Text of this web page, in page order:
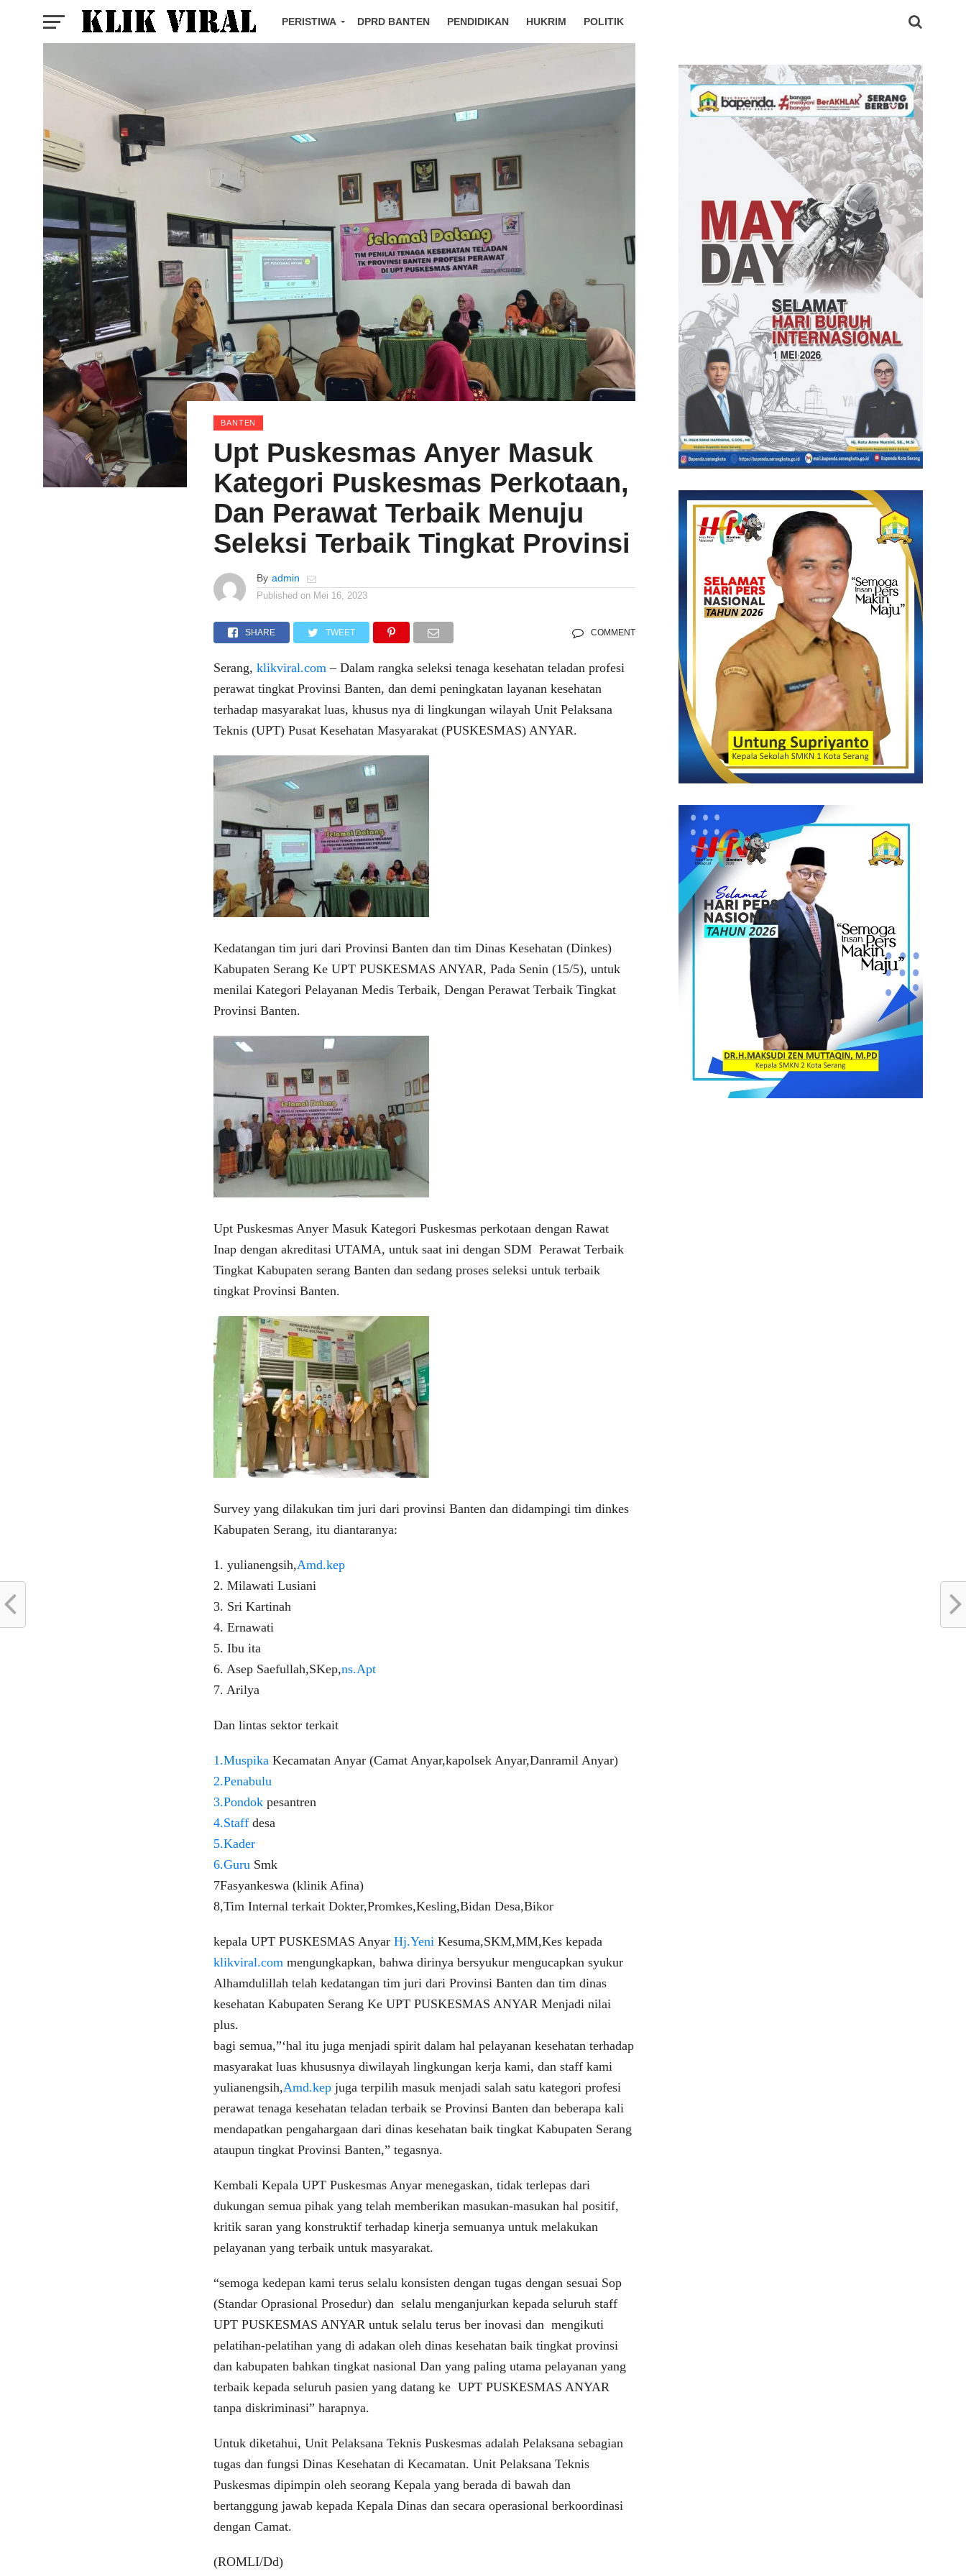
PERISTIWA DPRD BANTEN PENDIDIKAN HUKRIM POLITIK
BANTEN
Upt Puskesmas Anyer Masuk
Kategori Puskesmas Perkotaan,
Dan Perawat Terbaik Menuju
Seleksi Terbaik Tingkat Provinsi
By admin
Published on Mei 16, 2023
SHARE TWEET COMMENT
Serang,klikviral.com – Dalam rangka seleksi tenaga kesehatan teladan profesi
perawat tingkat Provinsi Banten, dan demi peningkatan layanan kesehatan
terhadap masyarakat luas, khusus nya di lingkungan wilayah Unit Pelaksana
Teknis (UPT) Pusat Kesehatan Masyarakat (PUSKESMAS) ANYAR.
Kedatangan tim juri dari Provinsi Banten dan tim Dinas Kesehatan (Dinkes)
Kabupaten Serang Ke UPT PUSKESMAS ANYAR, Pada Senin (15/5), untuk
menilai Kategori Pelayanan Medis Terbaik, Dengan Perawat Terbaik Tingkat
Provinsi Banten.
Upt Puskesmas Anyer Masuk Kategori Puskesmas perkotaan dengan Rawat
Inap dengan akreditasi UTAMA, untuk saat ini dengan SDM Perawat Terbaik
Tingkat Kabupaten serang Banten dan sedang proses seleksi untuk terbaik
tingkat Provinsi Banten.
Survey yang dilakukan tim juri dari provinsi Banten dan didampingi tim dinkes
Kabupaten Serang, itu diantaranya:
1. yulianengsih,Amd.kep
2. Milawati Lusiani
3. Sri Kartinah
4. Ernawati
5. Ibu ita
6. Asep Saefullah,SKep,ns.Apt
7. Arilya
Dan lintas sektor terkait
1.Muspika Kecamatan Anyar (Camat Anyar,kapolsek Anyar,Danramil Anyar)
2.Penabulu
3.Pondok pesantren
4.Staff desa
5.Kader
6.Guru Smk
7Fasyankeswa (klinik Afina)
8,Tim Internal terkait Dokter,Promkes,Kesling,Bidan Desa,Bikor
kepala UPT PUSKESMAS AnyarHj.Yeni Kesuma,SKM,MM,Kes kepada
klikviral.com mengungkapkan, bahwa dirinya bersyukur mengucapkan syukur
Alhamdulillah telah kedatangan tim juri dari Provinsi Banten dan tim dinas
kesehatan Kabupaten Serang Ke UPT PUSKESMAS ANYAR Menjadi nilai
plus.
bagi semua,”‘hal itu juga menjadi spirit dalam hal pelayanan kesehatan terhadap
masyarakat luas khususnya diwilayah lingkungan kerja kami, dan staff kami
yulianengsih,Amd.kep juga terpilih masuk menjadi salah satu kategori profesi
perawat tenaga kesehatan teladan terbaik se Provinsi Banten dan beberapa kali
mendapatkan pengahargaan dari dinas kesehatan baik tingkat Kabupaten Serang
ataupun tingkat Provinsi Banten,” tegasnya.
Kembali Kepala UPT Puskesmas Anyar menegaskan, tidak terlepas dari
dukungan semua pihak yang telah memberikan masukan-masukan hal positif,
kritik saran yang konstruktif terhadap kinerja semuanya untuk melakukan
pelayanan yang terbaik untuk masyarakat.
“semoga kedepan kami terus selalu konsisten dengan tugas dengan sesuai Sop
(Standar Oprasional Prosedur) dan selalu menganjurkan kepada seluruh staff
UPT PUSKESMAS ANYAR untuk selalu terus ber inovasi dan mengikuti
pelatihan-pelatihan yang di adakan oleh dinas kesehatan baik tingkat provinsi
dan kabupaten bahkan tingkat nasional Dan yang paling utama pelayanan yang
terbaik kepada seluruh pasien yang datang ke UPT PUSKESMAS ANYAR
tanpa diskriminasi” harapnya.
Untuk diketahui, Unit Pelaksana Teknis Puskesmas adalah Pelaksana sebagian
tugas dan fungsi Dinas Kesehatan di Kecamatan. Unit Pelaksana Teknis
Puskesmas dipimpin oleh seorang Kepala yang berada di bawah dan
bertanggung jawab kepada Kepala Dinas dan secara operasional berkoordinasi
dengan Camat.
(ROMLI/Dd)